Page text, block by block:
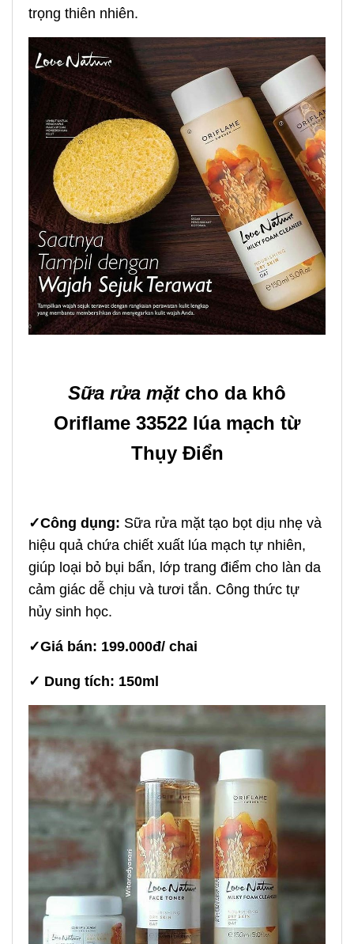
trọng thiên nhiên.
Sữa rửa mặtcho da khô
Oriflame 33522 lúa mạch từ
Thụy Điển
✓Công dụng: Sữa rửa mặt tạo bọt dịu nhẹ và
hiệu quả chứa chiết xuất lúa mạch tự nhiên,
giúp loại bỏ bụi bẩn, lớp trang điểm cho làn da
cảm giác dễ chịu và tươi tắn. Công thức tự
hủy sinh học.
✓Giá bán: 199.000đ/ chai
✓ Dung tích: 150ml